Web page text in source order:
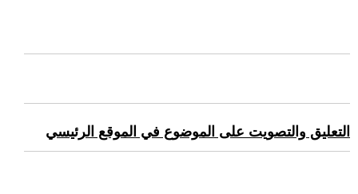
التعليق والتصويت على الموضوع في الموقع الرئيسي